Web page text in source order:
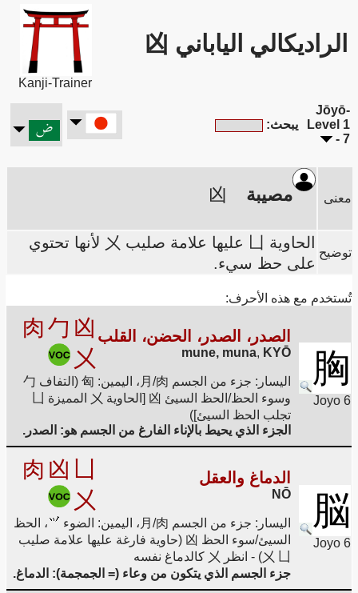
الراديكالي الياباني 凶
Kanji-Trainer
Jōyō-
Level 1
- 7
يبحث:
معنى مصيبة
توضيح
الحاوية 凵 عليها علامة صليب 㐅 لأنها تحتوي
على حظ سيء.
تُستخدم مع هذه الأحرف:
胸
Joyo 6
الصدر، الصدر، الحضن، القلب
mune, muna, KYŌ
肉勹 凶
㐅
اليسار: جزء من الجسم 月/肉، اليمين: 匈 (التفاف 勹
تجلب الحظ السيئ])
الجزء الذي يحيط بالإناء الفارغ من الجسم هو: الصدر.
脳
Joyo 6
الدماغ والعقل
NŌ
肉 凶
㐅
اليسار: جزء من الجسم 月/肉، اليمين: الضوء
، الحظ
السيئ/سوء الحظ 凶 (حاوية فارغة عليها علامة صليب
㐅 凵) - انظر 㐅 كالدماغ نفسه
جزء الجسم الذي يتكون من وعاء (= الجمجمة): الدماغ.